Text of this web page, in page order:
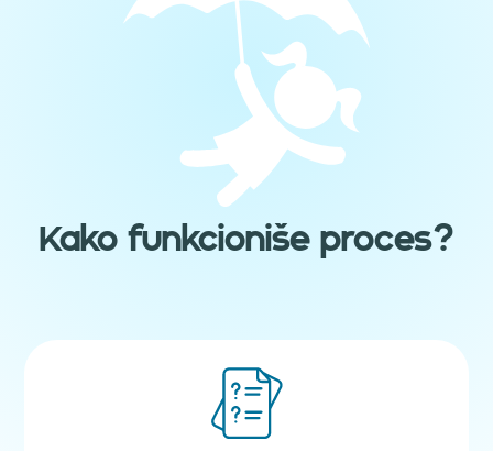
Kako funkcioniše proces?